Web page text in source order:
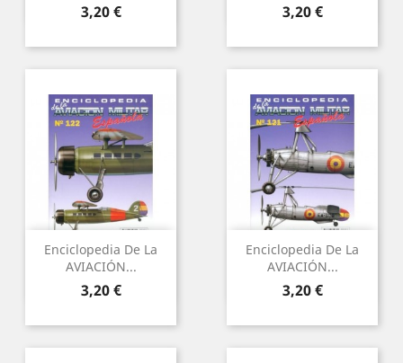
Preu
3,20 € Preu
3,20 €
Enciclopedia De La
AVIACIÓN...
Preu
3,20 €
Enciclopedia De La
AVIACIÓN...
Preu
3,20 €